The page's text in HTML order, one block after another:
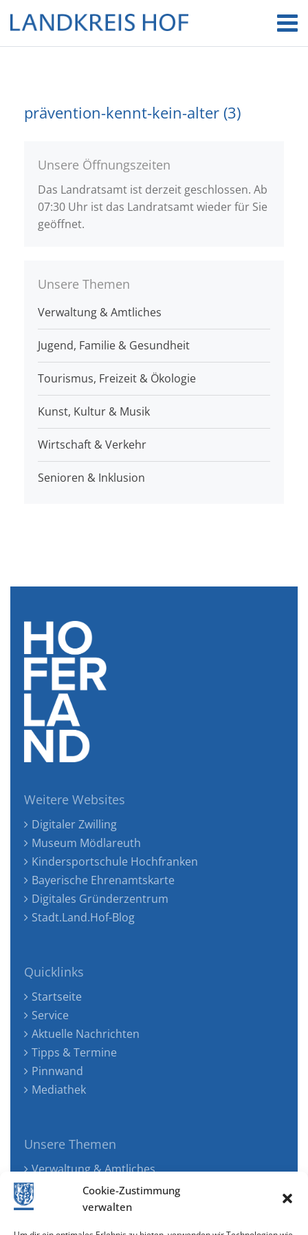
Cookie-Zustimmung
verwalten
prävention-kennt-kein-alter (3)
Unsere Öffnungszeiten
Das Landratsamt ist derzeit geschlossen. Ab
07:30 Uhr ist das Landratsamt wieder für Sie
geöffnet.
Unsere Themen
Verwaltung & Amtliches
Jugend, Familie & Gesundheit
Tourismus, Freizeit & Ökologie
Kunst, Kultur & Musik
Wirtschaft & Verkehr
Senioren & Inklusion
Weitere Websites
Digitaler Zwilling
Museum Mödlareuth
Kindersportschule Hochfranken
Bayerische Ehrenamtskarte
Digitales Gründerzentrum
Stadt.Land.Hof-Blog
Quicklinks
Startseite
Service
Aktuelle Nachrichten
Tipps & Termine
Pinnwand
Mediathek
Unsere Themen
Verwaltung & Amtliches
Jugend, Familie & Gesundheit
Tourismus, Freizeit & Ökologie